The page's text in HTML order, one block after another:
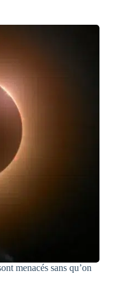
menacés sans qu’on